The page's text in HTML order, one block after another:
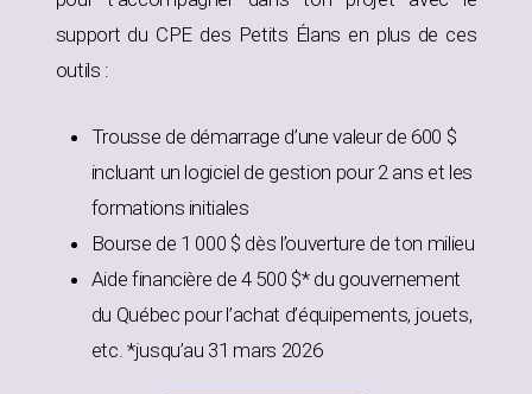
support du CPE des Petits Élans en plus de ces
outils :
Trousse de démarrage d’une valeur de 600 $
incluant un logiciel de gestion pour 2 ans et les
formations initiales
Bourse de 1 000 $ dès l’ouverture de ton milieu
Aide financière de 4 500 $* du gouvernement
du Québec pour l’achat d’équipements, jouets,
etc. *jusqu’au 31 mars 2026